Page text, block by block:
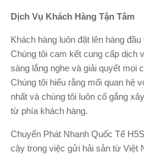
Dịch Vụ Khách Hàng Tận Tâm
Khách hàng luôn đặt lên hàng
Chúng tôi cam kết cung cấp dịch
sàng lắng nghe và giải quyết mọi
Chúng tôi hiểu rằng mối quan hệ
nhất và chúng tôi luôn cố gắng
từ phía khách hàng.
Chuyển Phát Nhanh Quốc Tế
cậy trong việc gửi hải sản từ Việt